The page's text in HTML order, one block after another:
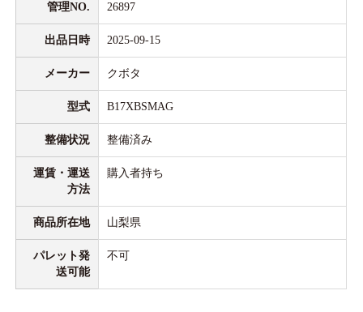
管理NO. 26897
出品日時 2025-09-15
メーカー クボタ
型式 B17XBSMAG
整備状況 整備済み
運賃・運送
方法
購入者持ち
商品所在地 山梨県
パレット発
送可能
不可